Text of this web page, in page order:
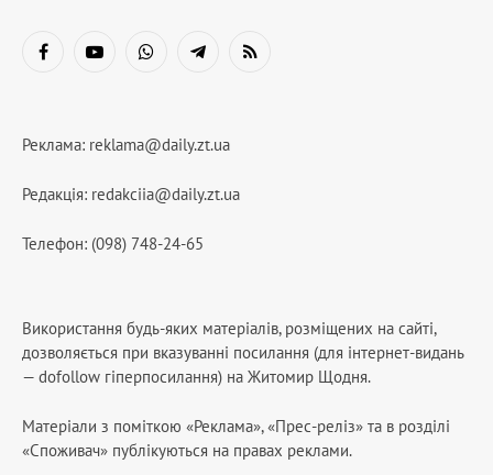
FacebookYouTubeWhatsAppTelegramRSS
Реклама: reklama@daily.zt.ua
Редакція: redakciia@daily.zt.ua
Телефон: (098) 748-24-65
Використання будь-яких матеріалів, розміщених на сайті,
дозволяється при вказуванні посилання (для інтернет-видань
— dofollow гіперпосилання) на Житомир Щодня.
Матеріали з поміткою «Реклама», «Прес-реліз» та в розділі
«Споживач» публікуються на правах реклами.